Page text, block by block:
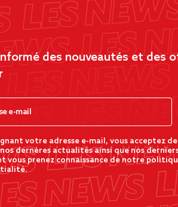
des nouveautés et des
votre adresse e-mail, vous acceptez de
dernères actualités ainsi que nos
vous prenez connaissance de notre